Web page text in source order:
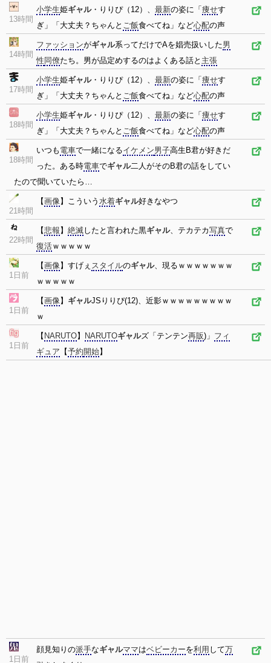
13時間
小学生姫ギャル・りりぴ（12）、 最新の姿に「 痩せす
ぎ」「大丈夫？ちゃんと ご飯食べてね」など心配の声
14時間
ファッションがギャル系ってだけでAを娼売扱いした男
性 同僚たち。男が品定めするのはよくある話と 主張
17時間
小学生姫ギャル・りりぴ（12）、 最新の姿に「 痩せす
ぎ」「大丈夫？ちゃんと ご飯食べてね」など心配の声
18時間
小学生姫ギャル・りりぴ（12）、 最新の姿に「 痩せす
ぎ」「大丈夫？ちゃんと ご飯食べてね」など心配の声
18時間
いつも 電車で一緒になるイケメン男子高生B君が好きだ
った。ある時電車でギャル二人がそのB君の話をしてい
たので聞いていたら…
21時間
【画像】こういう 水着ギャル好きなやつ
22時間
【悲報 】 絶滅したと言われた黒ギャル、テカテカ写真で
復活ｗｗｗｗｗ
1日前
【画像】すげぇ スタイルのギャル、現るｗｗｗｗｗｗｗ
ｗｗｗｗｗ
1日前
【画像】 ギャルJSりりぴ(12)、近影ｗｗｗｗｗｗｗｗｗ
ｗ
1日前
【 NARUTO】 NARUTOギャルズ「テンテン再販)」 フィ
ギュア 【予約開始】
1日前
顔見知りの派手なギャルママはベビーカーを利用 して万